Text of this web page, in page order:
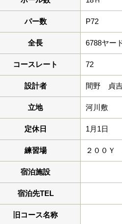
パー数 P72
全長 6788ヤー
コースレート 72
設計者 間野 貞
立地 河川敷
定休日 1月1日
練習場 ２００Ｙ
宿泊施設
宿泊先TEL
旧コース名称